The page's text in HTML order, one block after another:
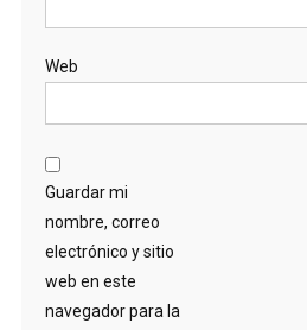
Web
Guardar mi
nombre, correo
electrónico y sitio
web en este
navegador para la